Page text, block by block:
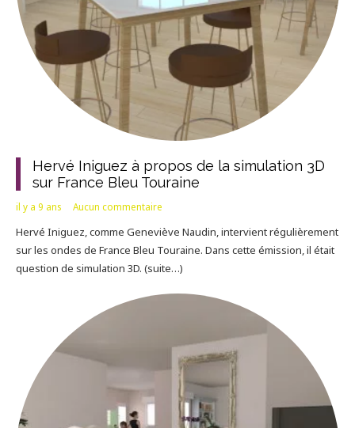
Hervé Iniguez à propos de la simulation 3D
sur France Bleu Touraine
il y a 9 ans Aucun commentaire
Hervé Iniguez, comme Geneviève Naudin, intervient régulièrement
sur les ondes de France Bleu Touraine. Dans cette émission, il était
question de simulation 3D. (suite…)